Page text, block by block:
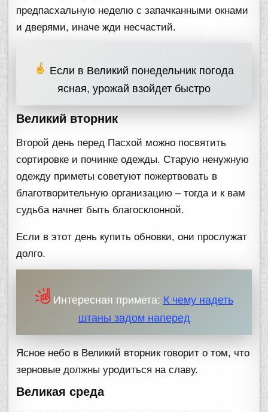
предпасхальную неделю с запачканными окнами
и дверями, иначе жди несчастий.
Если в Великий понедельник погода
ясная, урожай взойдет быстро
Великий вторник
Второй день перед Пасхой можно посвятить
сортировке и починке одежды. Старую ненужную
одежду приметы советуют пожертвовать в
благотворительную организацию – тогда и к вам
судьба начнет быть благосклонной.
Если в этот день купить обновки, они прослужат
долго.
Интересная примета: К чему надеть
штаны задом наперед
Ясное небо в Великий вторник говорит о том, что
зерновые должны уродиться на славу.
Великая среда